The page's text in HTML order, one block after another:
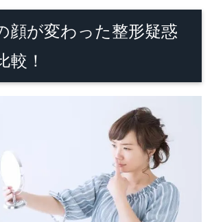
顔が変わった整形疑惑
較！